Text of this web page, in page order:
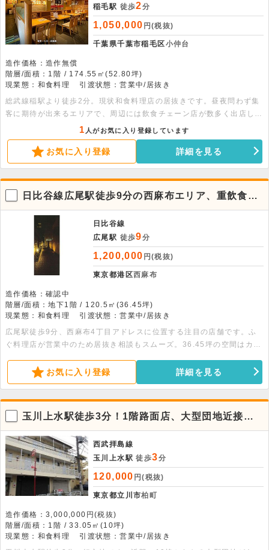
稲毛駅 徒歩2分
1,050,000 円(税抜)
千葉県千葉市稲毛区小仲台
造作価格：造作無償
階層/面積：1階 / 174.55㎡(52.80坪)
現業態：和食料理
引渡状態：営業中/居抜き
総武線稲駅より徒歩2分。現状和食料理店の居抜きです。昼夜問わず集
客に期待が出来るエリアで、周辺には飲食チェーン店が数多く出店して
おります。居抜き物件となりますので、初期投資を抑えて出店が可能と
なります。業種のご相談等、是非お早めにお問合せ下さい。
1 人がお気に入り登録しています
お気に入り登録 詳細を見る
日比谷線広尾駅徒歩9分の西麻布エリア、重飲食可
能な地下1階の店舗
日比谷線
広尾駅 徒歩9分
1,200,000 円(税抜)
東京都港区西麻布
造作価格：確認中
階層/面積：地下1階 / 120.5㎡(36.45坪)
現業態：和食料理
引渡状態：営業中/居抜き
広尾駅徒歩9分、西麻布4丁目アドレスに位置する注目の店舗です。ふ
ぐ料理店が営業中のため居抜き相談もスムーズ。36.45坪の空間はカウ
わせください。お気に入り登録 詳細を見る
玉川上水駅徒歩3分！1階路面店、大型団地近接の
飲食向き貸店舗
西武拝島線
玉川上水駅 徒歩3分
120,000 円(税抜)
東京都立川市柏町
造作価格：3,000,000円(税抜)
階層/面積：1階 / 33.05㎡(10坪)
現業態：和食料理
引渡状態：営業中/居抜き